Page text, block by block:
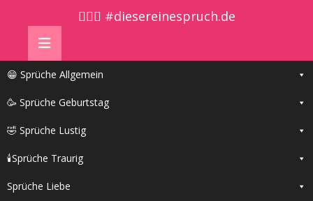
🤷🏼‍♀️ #diesereinespruch.de
😁 Sprüche Allgemein
🥳 Sprüche Geburtstag
🤣 Sprüche Lustig
🕯Sprüche Traurig
Sprüche Liebe